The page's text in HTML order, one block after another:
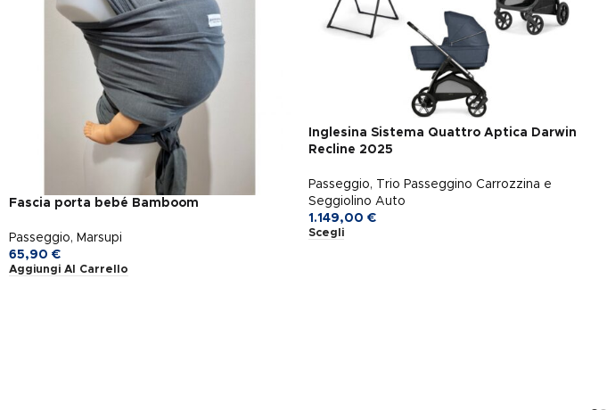
Fascia porta bebé Bamboom
Passeggio, Marsupi
65,90 €
Aggiungi Al Carrello
Inglesina Sistema Quattro Aptica Darwin
Recline 2025
Passeggio, Trio Passeggino Carrozzina e
Seggiolino Auto
1.149,00 €
Scegli